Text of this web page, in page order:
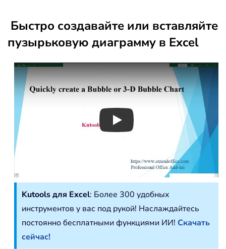
Быстро создавайте или вставляйте
пузырьковую диаграмму в Excel
Play
Kutools для Excel: Более 300 удобных
инструментов у вас под рукой! Наслаждайтесь
постоянно бесплатными функциями ИИ! Скачать
сейчас!